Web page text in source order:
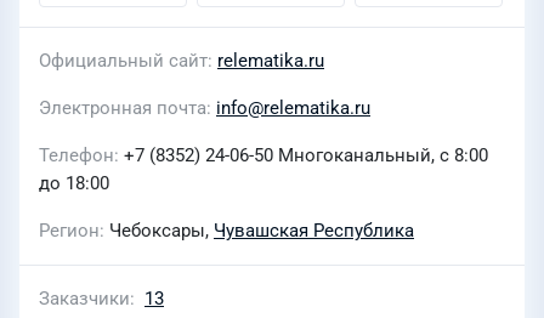
Официальный сайт relematika.ru
Электронная почта info@relematika.ru
Телефон +7 (8352) 24-06-50 Многоканальный, с 8:00
до 18:00
Регион Чебоксары, Чувашская Республика
Заказчики 13